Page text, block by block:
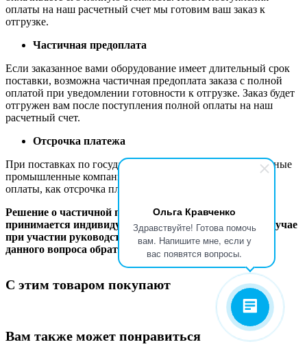
Ольга Кравченко
Здравствуйте! Готова помочь
вам. Напишите мне, если у
вас появятся вопросы.
оплаты на наш расчетный счет мы готовим ваш заказ к
отгрузке.
Частичная предоплата
Если заказанное вами оборудование имеет длительный срок
поставки, возможна частичная предоплата заказа с полной
оплатой при уведомлении готовности к отгрузке. Заказ будет
отгружен вам после поступления полной оплаты на наш
расчетный счет.
Отсрочка платежа
При поставках по государственным контрактам и в крупные
промышленные компании мы практикуем такую форму
оплаты, как отсрочка платежа.
Решение о частичной предоплате и отсрочке платежа
принимается индивидуально в каждом конкретном случае
при участии руководства компании. Для обсуждения
данного вопроса обратитесь к вашему менеджеру.
С этим товаром покупают
Вам также может понравиться